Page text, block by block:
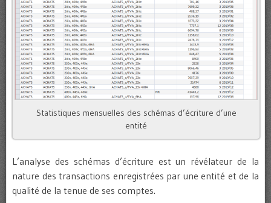
Statistiques mensuelles des schémas d’écriture d’une
entité
L’analyse des schémas d’écriture est un révélateur de la
nature des transactions enregistrées par une entité et de la
qualité de la tenue de ses comptes.